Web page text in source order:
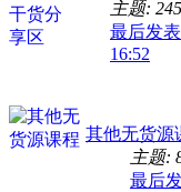
主题: 245
最后发
16:52
其他无货源
主题:
最后